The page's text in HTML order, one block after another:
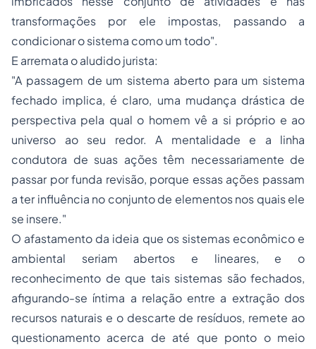
transformações por ele impostas, passando a
condicionar o sistema como um todo".
E arremata o aludido jurista:
"A passagem de um sistema aberto para um sistema
fechado implica, é claro, uma mudança drástica de
perspectiva pela qual o homem vê a si próprio e ao
universo ao seu redor. A mentalidade e a linha
condutora de suas ações têm necessariamente de
passar por funda revisão, porque essas ações passam
a ter influência no conjunto de elementos nos quais ele
se insere."
O afastamento da ideia que os sistemas econômico e
ambiental seriam abertos e lineares, e o
reconhecimento de que tais sistemas são fechados,
afigurando-se íntima a relação entre a extração dos
recursos naturais e o descarte de resíduos, remete ao
questionamento acerca de até que ponto o meio